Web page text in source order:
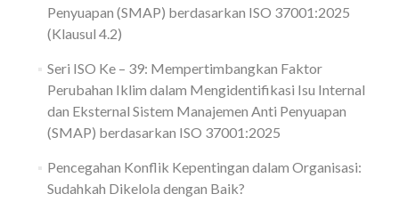
Penyuapan (SMAP) berdasarkan ISO 37001:2025
(Klausul 4.2)
Seri ISO Ke – 39: Mempertimbangkan Faktor
Perubahan Iklim dalam Mengidentifikasi Isu Internal
dan Eksternal Sistem Manajemen Anti Penyuapan
(SMAP) berdasarkan ISO 37001:2025
Pencegahan Konflik Kepentingan dalam Organisasi:
Sudahkah Dikelola dengan Baik?